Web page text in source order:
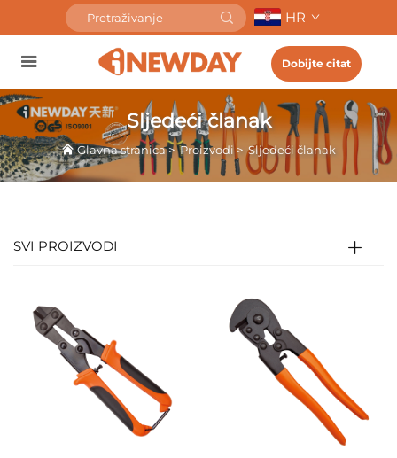
HR
Dobijte citat
Sljedeći članak
Glavna stranica>Proizvodi>Sljedeći članak
SVI PROIZVODI